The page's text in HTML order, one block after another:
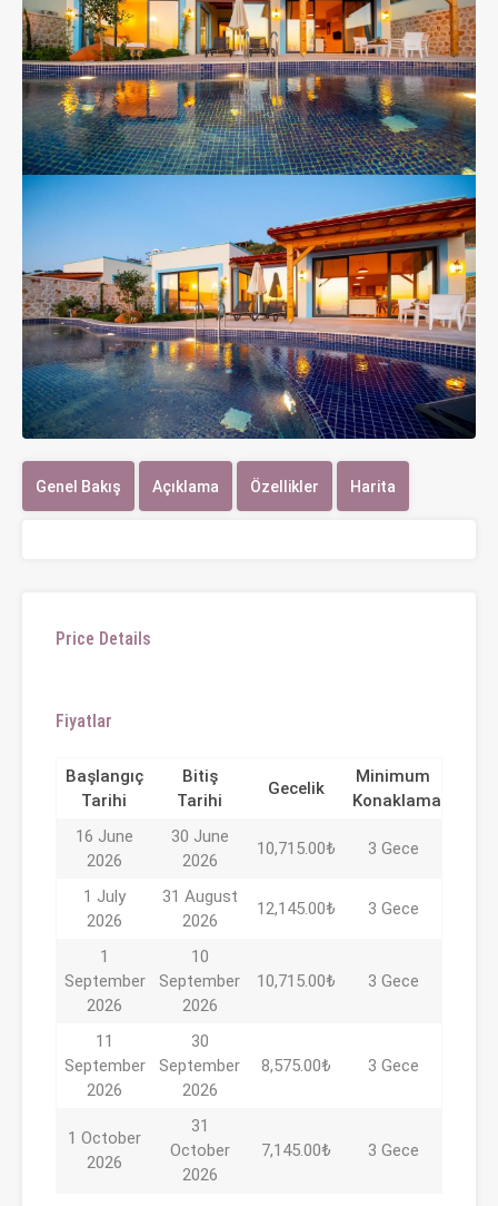
Genel Bakış Açıklama Özellikler Harita
Price Details
Fiyatlar
Başlangıç
Tarihi
Bitiş
Tarihi
Gecelik
Minimum
Konaklama
16 June
2026
30 June
2026
10,715.00₺ 3 Gece
1 July
2026
31 August
2026
12,145.00₺ 3 Gece
1
September
2026
10
September
2026
10,715.00₺ 3 Gece
11
September
2026
30
September
2026
8,575.00₺ 3 Gece
1 October
2026
31
October
2026
7,145.00₺ 3 Gece